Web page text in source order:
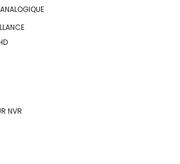
NVR